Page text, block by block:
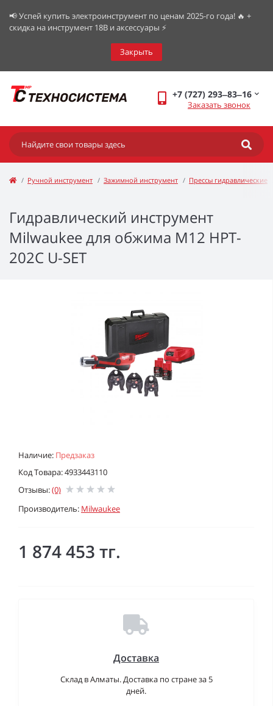
📢 Успей купить электроинструмент по ценам 2025-го года! 🔥 +
скидка на инструмент 18В и аксессуары ⚡️
Закрыть
+7 (727) 293‒83‒16
Заказать звонок
Ручной инструмент Зажимной инструмент Прессы гидравлические
Гидравлический инструмент
Milwaukee для обжима M12 HPT-
202C U-SET
Наличие: Предзаказ
Код Товара: 4933443110
Отзывы:(0)
Производитель: Milwaukee
1 874 453 тг.
Доставка
Склад в Алматы. Доставка по стране за 5
дней.